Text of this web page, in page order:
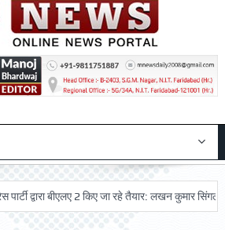
द्वारा बीएलए 2 किए जा रहे तैयार: लखन कुमार सिंगला